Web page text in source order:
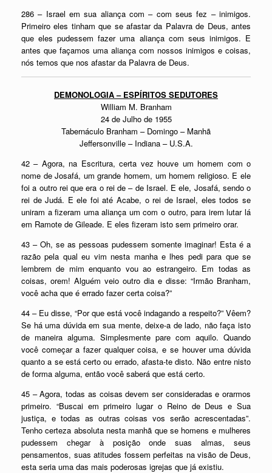
286 – Israel em sua aliança com – com seus fez – inimigos.
Primeiro eles tinham que se afastar da Palavra de Deus, antes
que eles pudessem fazer uma aliança com seus inimigos. E
antes que façamos uma aliança com nossos inimigos e coisas,
nós temos que nos afastar da Palavra de Deus.
DEMONOLOGIA – ESPÍRITOS SEDUTORES
William M. Branham
24 de Julho de 1955
Tabernáculo Branham – Domingo – Manhã
Jeffersonville – Indiana – U.S.A.
42 – Agora, na Escritura, certa vez houve um homem com o
nome de Josafá, um grande homem, um homem religioso. E ele
foi a outro rei que era o rei de – de Israel. E ele, Josafá, sendo o
rei de Judá. E ele foi até Acabe, o rei de Israel, eles todos se
uniram a fizeram uma aliança um com o outro, para irem lutar lá
em Ramote de Gileade. E eles fizeram isto sem primeiro orar.
43 – Oh, se as pessoas pudessem somente imaginar! Esta é a
razão pela qual eu vim nesta manha e lhes pedi para que se
lembrem de mim enquanto vou ao estrangeiro. Em todas as
coisas, orem! Alguém veio outro dia e disse: “Irmão Branham,
você acha que é errado fazer certa coisa?”
44 – Eu disse, “Por que está você indagando a respeito?” Vêem?
Se há uma dúvida em sua mente, deixe-a de lado, não faça isto
de maneira alguma. Simplesmente pare com aquilo. Quando
você começar a fazer qualquer coisa, e se houver uma dúvida
quanto a se está certo ou errado, afasta-te disto. Não entre nisto
de forma alguma, então você saberá que está certo.
45 – Agora, todas as coisas devem ser consideradas e orarmos
primeiro. “Buscai em primeiro lugar o Reino de Deus e Sua
justiça, e todas as outras coisas vos serão acrescentadas”.
Tenho certeza absoluta nesta manhã que se homens e mulheres
pudessem chegar à posição onde suas almas, seus
pensamentos, suas atitudes fossem perfeitas na visão de Deus,
esta seria uma das mais poderosas igrejas que já existiu.